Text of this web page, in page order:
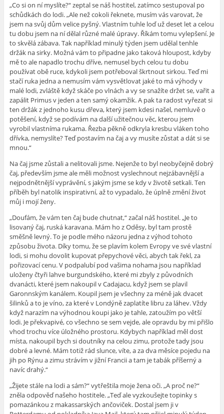
„Co si on ní myslíte?“ zeptal se náš hostitel, zatímco sestupoval po
schůdkách do lodi. „Ale než cokoli řeknete, musím vás varovat, že
jsem na svůj dům velice pyšný. Vlastním tuhle loď už deset let a celou
tu dobu jsem na ní dělal různé malé úpravy. Říkám tomu vylepšení. Je
to skvělá zábava. Tak například minulý týden jsem udělal tenhle
držák na sirky. Možná vám to připadne jako taková hloupost, kdyby
mě to ale napadlo trochu dříve, nemusel bych celou tu dobu
používat obě ruce, kdykoli jsem potřeboval škrtnout sirkou. Teď mi
stačí ruka jedna a nemusím vám vysvětlovat jaké to má výhody v
malé lodi, zvláště když skáče po vlnách a vy se snažíte držet se, vařit a
zapálit Primus v jeden a ten samý okamžik. A pak ta radost vyřezat si
ten držák z jednoho kusu dřeva, který jsem kdesi našel, nemluvě o
potěšení, když se podívám na další užitečnou věc, kterou jsem
vyrobil vlastníma rukama. Řezba pěkně odkryla kresbu vláken toho
dřívka, nemyslíte? Teď postavím na čaj a vy musíte zůstat a dát si se
mnou.“
Na čaj jsme zůstali a nelitovali jsme. Nejenže to byl neobyčejně dobrý
čaj, především jsme ale měli možnost vyslechnout nejzábavnější a
nejpodnětnější vyprávění, s jakým jsme se kdy v životě setkali. Ten
příběh byl natolik inspirativní, až to vypadalo, že úplně změní život
můj i mojí ženy.
„Doufám, že vám ten čaj bude chutnat,“ začal náš hostitel. „Je to
lisovaný čaj, ruská karavana. Mám ho z Oděsy, byl tam prostě
směšně levný. To je podle mého názoru jedna z výhod tohoto
způsobu života. Díky tomu, že se plavím kolem Evropy ve své vlastní
lodi, si mohu dovolit kupovat přepychové věci, abych tak řekl, za
pořizovací cenu. V podpalubí pod vašima nohama jsou například
uloženy čtyři lahve burgundského, které mi zbyly z původních
dvanácti, které jsem nakoupil v Cadajacu, když jsem se plavil
Garonnským kanálem. Koupil jsem je všechny za méně jak dvacet
šilinků a to je víno, za které v Londýně zaplatíte libru za láhev. Vždy
když narazím na výhodnou koupi jako je tahle, zatoužím po větší
lodi. Je překvapivé, co všechno se sem vejde, ale opravdu by mi přišlo
vhod trochu více úložného prostoru. Kdybych například měl dost
místa, nakoupil bych si doutníky na celou zimu, protože tady jsou
dobré a levné. Mám totiž rád slunce, víte, a za dva měsíce pojedu na
jih po Rýnu a zimu strávím v jižní Francii a tam je tabák příšerný a
navíc drahý.“
„Žijete stále na lodi a sám?“ vytřeštila moje žena oči. „A proč ne?“
zněla odpověď našeho hostitele. „Teď ale vyzkoušejte topinky s
pomazánkou z makassarských ančoviček. Dostal jsem ji v